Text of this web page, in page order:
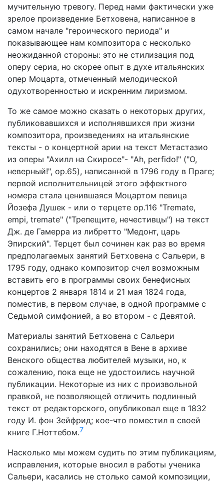
мучительную тревогу. Перед нами фактически уже
зрелое произведение Бетховена, написанное в
самом начале "героического периода" и
показывающее нам композитора с несколько
неожиданной стороны: это не стилизация под
оперу сериа, но скорее опыт в духе итальянских
опер Моцарта, отмеченный мелодической
одухотворенностью и искренним лиризмом.
То же самое можно сказать о некоторых других,
публиковавшихся и исполнявшихся при жизни
композитора, произведениях на итальянские
тексты - о концертной арии на текст Метастазио
из оперы "Ахилл на Скиросе"- "Ah, perfido!" ("О,
неверный!", ор.65), написанной в 1796 году в Праге;
первой исполнительницей этого эффектного
номера стала ценившаяся Моцартом певица
Йозефа Душек - или о терцете ор.116 "Tremate,
empi, tremate" ("Трепещите, нечестивцы") на текст
Дж. де Гамерра из либретто "Медонт, царь
Эпирский". Терцет был сочинен как раз во время
предполагаемых занятий Бетховена с Сальери, в
1795 году, однако композитор счел возможным
вставить его в программы своих бенефисных
концертов 2 января 1814 и 21 мая 1824 года,
поместив, в первом случае, в одной программе с
Седьмой симфонией, а во втором - с Девятой.
Материалы занятий Бетховена с Сальери
сохранились; они находятся в Вене в архиве
Венского общества любителей музыки, но, к
сожалению, пока еще не удостоились научной
публикации. Некоторые из них с произвольной
правкой, не позволяющей отличить подлинный
текст от редакторского, опубликовал еще в 1832
году И. фон Зейфрид; кое-что поместил в своей
книге Г.Ноттебом.7
Насколько мы можем судить по этим публикациям,
исправления, которые вносил в работы ученика
Сальери, касались не столько самой композиции,